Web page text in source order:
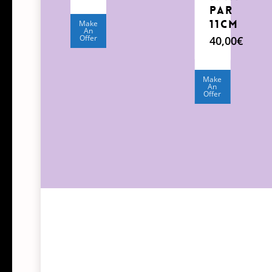
Make
An
Offer
par
11cm
40,00€
Make
An
Offer